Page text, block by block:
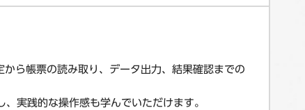
ら帳票の読み取り、データ出力、結果確認までの
実践的な操作感も学んでいただけます。